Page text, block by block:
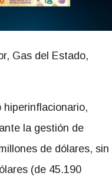
Gas del Estado,
hiperinflacionario,
la gestión de
de dólares, sin
(de 45.190